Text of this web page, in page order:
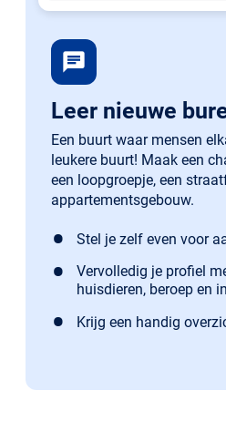
chat
Leer nieuwe
Een buurt waar mensen
leukere buurt! Maak een
een loopgroepje, een
appartementsgebouw.
Stel je zelf even voor
Vervolledig je profiel
huisdieren, beroep en
Krijg een handig